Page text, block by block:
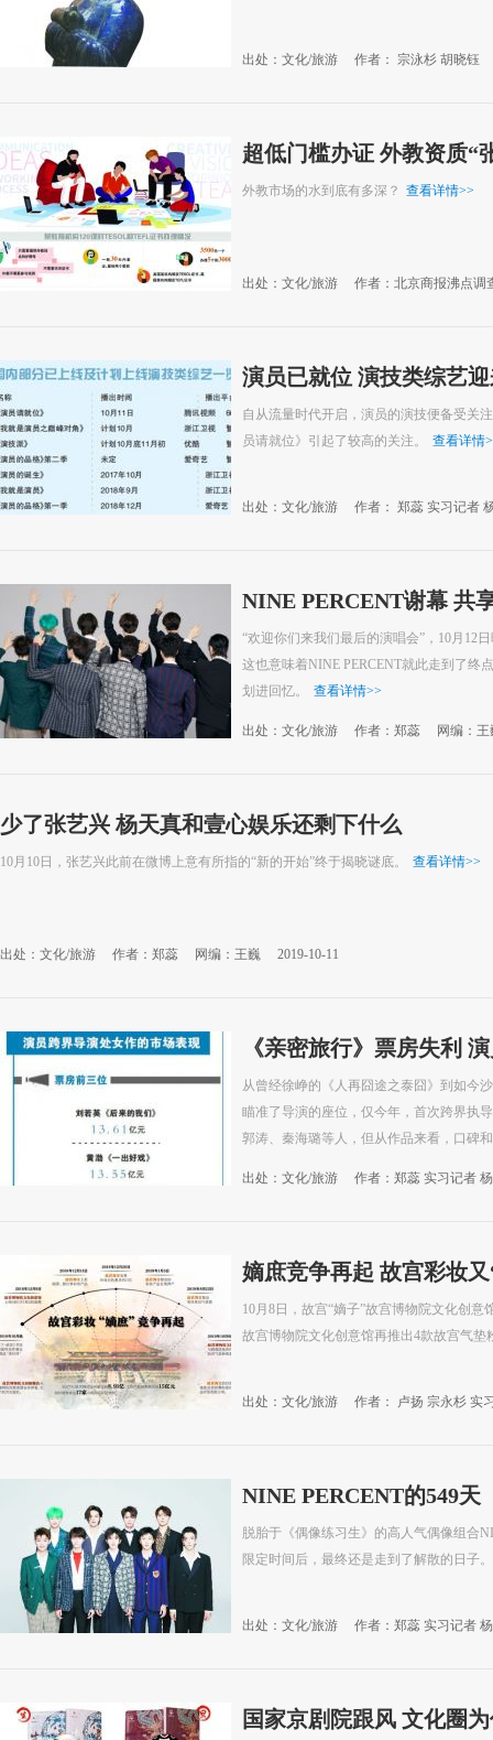
出处：文化/旅游 作者： 宗泳杉 胡晓钰
超低门槛办证 外教资质“
外教市场的水到底有多深？ 查看详情>>
出处：文化/旅游 作者：北京商报沸点调
演员已就位 演技类综艺
自从流量时代开启，演员的演技便备受关
员请就位》引起了较高的关注。
查看详情
出处：文化/旅游 作者： 郑蕊 实习记者
NINE PERCENT谢幕 共
“欢迎你们来我们最后的演唱会”，10月12
这也意味着NINE PERCENT就此走到了终
划进回忆。
查看详情>>
出处：文化/旅游 作者：郑蕊 网编：王
少了张艺兴 杨天真和壹心娱乐还剩下什么
10月10日，张艺兴此前在微博上意有所指的“新的开始”终于揭晓谜底。 查看详情>>
出处：文化/旅游 作者：郑蕊 网编：王巍 2019-10-11
《亲密旅行》票房失利
从曾经徐峥的《人再囧途之泰囧》到如今
瞄准了导演的座位，仅今年，首次跨界执
郭涛、秦海璐等人，但从作品来看，口碑
出处：文化/旅游 作者：郑蕊 实习记者
嫡庶竞争再起 故宫彩妆又
10月8日，故宫“嫡子”故宫博物院文化创
故宫博物院文化创意馆再推出4款故宫气垫
出处：文化/旅游
作者： 卢扬 宗永杉 实
NINE PERCENT的549天
脱胎于《偶像练习生》的高人气偶像组合
限定时间后，最终还是走到了解散的日子。
出处：文化/旅游 作者：郑蕊 实习记者
国家京剧院跟风 文化圈